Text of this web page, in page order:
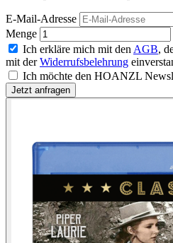
E-Mail-Adresse
Menge
Ich erkläre mich mit den AGB,
mit derWiderrufsbelehrung
Ich möchte den HOANZL